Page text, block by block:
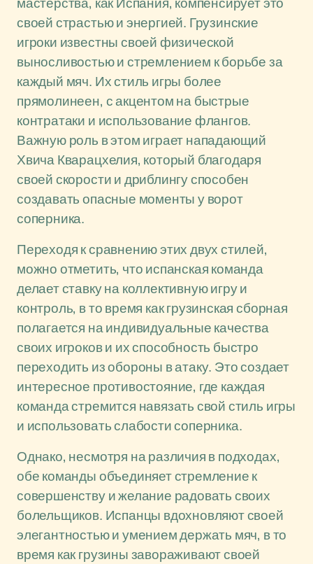
своей страстью и энергией. Грузинские
игроки известны своей физической
выносливостью и стремлением к борьбе за
каждый мяч. Их стиль игры более
прямолинеен, с акцентом на быстрые
контратаки и использование флангов.
Важную роль в этом играет нападающий
Хвича Кварацхелия, который благодаря
своей скорости и дриблингу способен
создавать опасные моменты у ворот
соперника.
Переходя к сравнению этих двух стилей,
можно отметить, что испанская команда
делает ставку на коллективную игру и
контроль, в то время как грузинская сборная
полагается на индивидуальные качества
своих игроков и их способность быстро
переходить из обороны в атаку. Это создает
интересное противостояние, где каждая
команда стремится навязать свой стиль игры
и использовать слабости соперника.
Однако, несмотря на различия в подходах,
обе команды объединяет стремление к
совершенству и желание радовать своих
болельщиков. Испанцы вдохновляют своей
элегантностью и умением держать мяч, в то
время как грузины завораживают своей